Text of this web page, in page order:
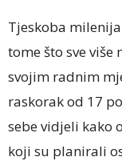
Tjeskoba
tome što sve
svojim radnim
raskorak od 17
sebe vidjeli kako
koji su planirali